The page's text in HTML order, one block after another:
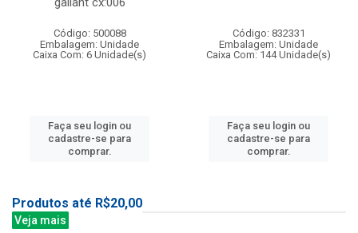
Código: 500088
Embalagem: Unidade
Caixa Com: 6 Unidade(s)
Faça seu login ou
cadastre-se para
comprar.
Código: 832331
Embalagem: Unidade
Caixa Com: 144 Unidade(s)
Faça seu login ou
cadastre-se para
comprar.
Produtos até R$20,00
Veja mais